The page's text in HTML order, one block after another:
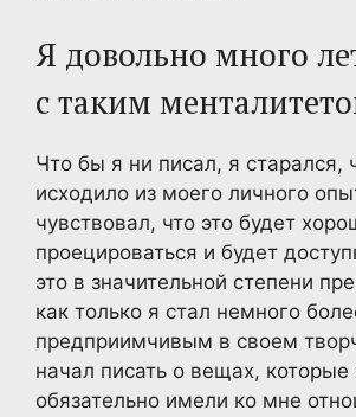
Я довольно много
с таким
Что бы я ни писал, я старался,
исходило из моего личного
чувствовал, что это будет
проецироваться и будет
это в значительной степени
как только я стал немного
предприимчивым в своем
начал писать о вещах, которые
обязательно имели ко мне